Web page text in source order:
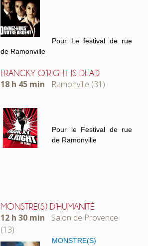
Pour Le festival de rue
de Ramonville
FRANCKY O’RIGHT IS DEAD
18 h 45 min Ramonville (31)
Pour le Festival de rue
de Ramonville
MONSTRE(S) D’HUMANITÉ
12 h 30 min
Salon de Provence
(13)
MONSTRE(S)